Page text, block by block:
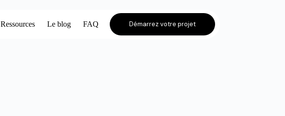
Ressources Le blog FAQ Démarrez votre projet